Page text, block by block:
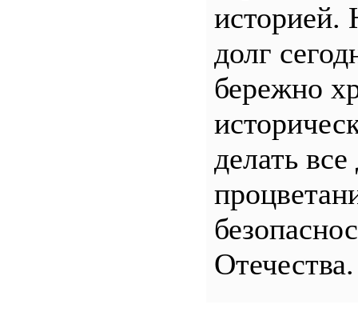
долг
бережно
делать все
Отечества.